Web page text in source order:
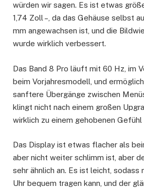
würden wir sagen. Es ist etwas
1,74 Zoll –, da das Gehäuse selbst
mm angewachsen ist, und die
wurde wirklich verbessert.
Das Band 8 Pro läuft mit 60 Hz, im
beim Vorjahresmodell, und
sanftere Übergänge zwischen
klingt nicht nach einem großen
wirklich zu einem gehobenen Gefühl
Das Display ist etwas flacher als
aber nicht weiter schlimm ist, aber
sehr ähnlich an. Es ist leicht, sodass
Uhr bequem tragen kann, und der